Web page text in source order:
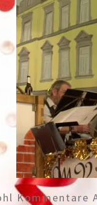
Kommentare